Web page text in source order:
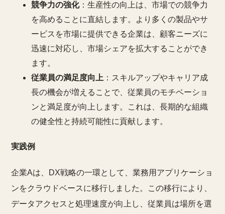
競争力の強化：生産性の向上は、市場での競争力
を高めることに直結します。より多くの製品やサ
ービスを市場に提供できる企業は、顧客ニーズに
迅速に対応し、市場シェアを拡大することができ
ます。
従業員の満足度向上 ：スキルアップやキャリア成
長の機会が増えることで、従業員のモチベーショ
ンと満足度が向上します。これは、長期的な組織
の健全性と持続可能性に貢献します。
実践例
企業Aは、DX戦略の一環として、業務用アプリケーショ
ンをクラウドベースに移行しました。この移行により、
データアクセスと処理速度が向上し、従業員は場所を選